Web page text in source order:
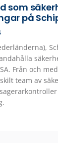
som
på
Från och
team av